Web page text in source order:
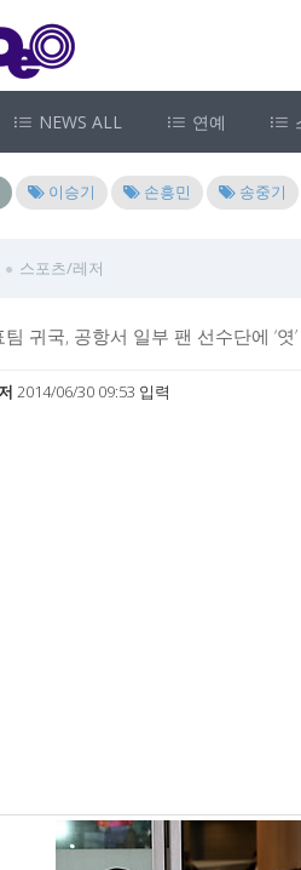
NEWS ALL 연예
이승기 손흥민 송중기
스포츠/레저
귀국, 공항서 일부 팬 선수단에 ‘엿
2014/06/30 09:53 입력